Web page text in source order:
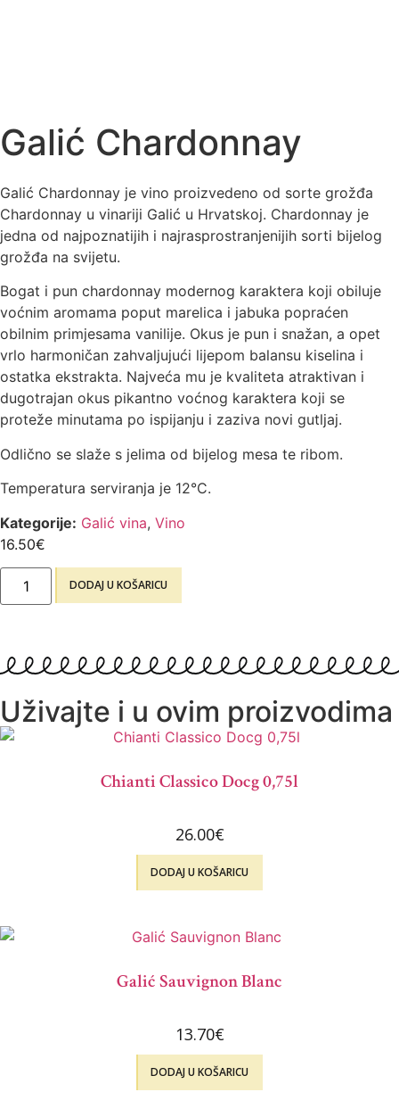
Galić Chardonnay
Galić Chardonnay je vino proizvedeno od sorte grožđa
Chardonnay u vinariji Galić u Hrvatskoj. Chardonnay je
jedna od najpoznatijih i najrasprostranjenijih sorti bijelog
grožđa na svijetu.
Bogat i pun chardonnay modernog karaktera koji obiluje
voćnim aromama poput marelica i jabuka popraćen
obilnim primjesama vanilije. Okus je pun i snažan, a opet
vrlo harmoničan zahvaljujući lijepom balansu kiselina i
ostatka ekstrakta. Najveća mu je kvaliteta atraktivan i
dugotrajan okus pikantno voćnog karaktera koji se
proteže minutama po ispijanju i zaziva novi gutljaj.
Odlično se slaže s jelima od bijelog mesa te ribom.
Temperatura serviranja je 12°C.
Kategorije: Galić vina, Vino
16.50€
DODAJ U KOŠARICU
Uživajte i u ovim proizvodima
Chianti Classico Docg 0,75l
26.00€
DODAJ U KOŠARICU
Galić Sauvignon Blanc
13.70€
DODAJ U KOŠARICU